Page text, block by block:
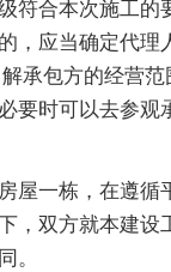
符合本次施工的
，应当确定代理
承包方的经营
要时可以去参观
屋一栋，在遵循
，双方就本建设
。